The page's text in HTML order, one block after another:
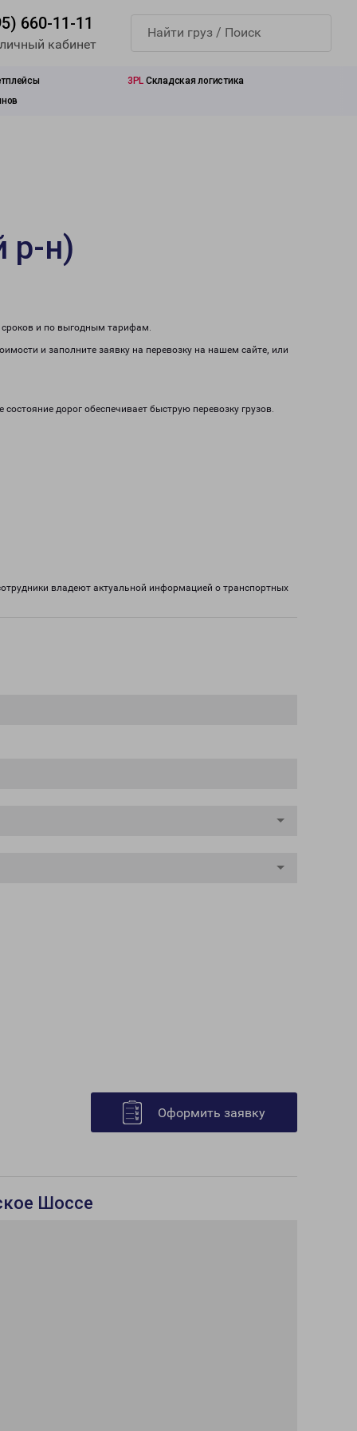
660-11-11
кабинет
3PL Складская логистика
р-н)
сроков и по выгодным тарифам.
и заполните заявку на перевозку на нашем сайте, или
дорог обеспечивает быструю перевозку грузов.
владеют актуальной информацией о транспортных
Оформить заявку
Шоссе